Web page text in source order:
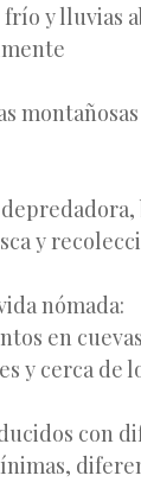
frío y lluvias
y
nómada:
en
y cerca de
con